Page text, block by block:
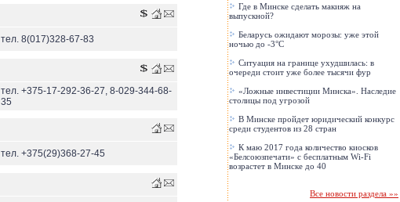
тел. 8(017)328-67-83
тел. +375-17-292-36-27, 8-029-344-68-
35
тел. +375(29)368-27-45
Где в Минске сделать макияж на
выпускной?
Беларусь ожидают морозы: уже этой
ночью до -3°C
Ситуация на границе ухудшилась: в
очереди стоит уже более тысячи фур
«Ложные инвестиции Минска». Наследие
столицы под угрозой
В Минске пройдет юридический конкурс
среди студентов из 28 стран
К маю 2017 года количество киосков
«Белсоюзпечати» с бесплатным Wi-Fi
возрастет в Минске до 40
Все новости раздела »»